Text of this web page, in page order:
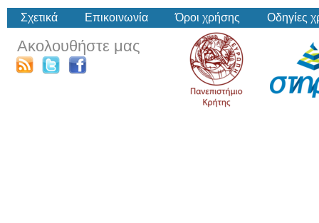
Σχετικά Επικοινωνία Όροι χρήσης Οδηγίες
Ακολουθήστε μας